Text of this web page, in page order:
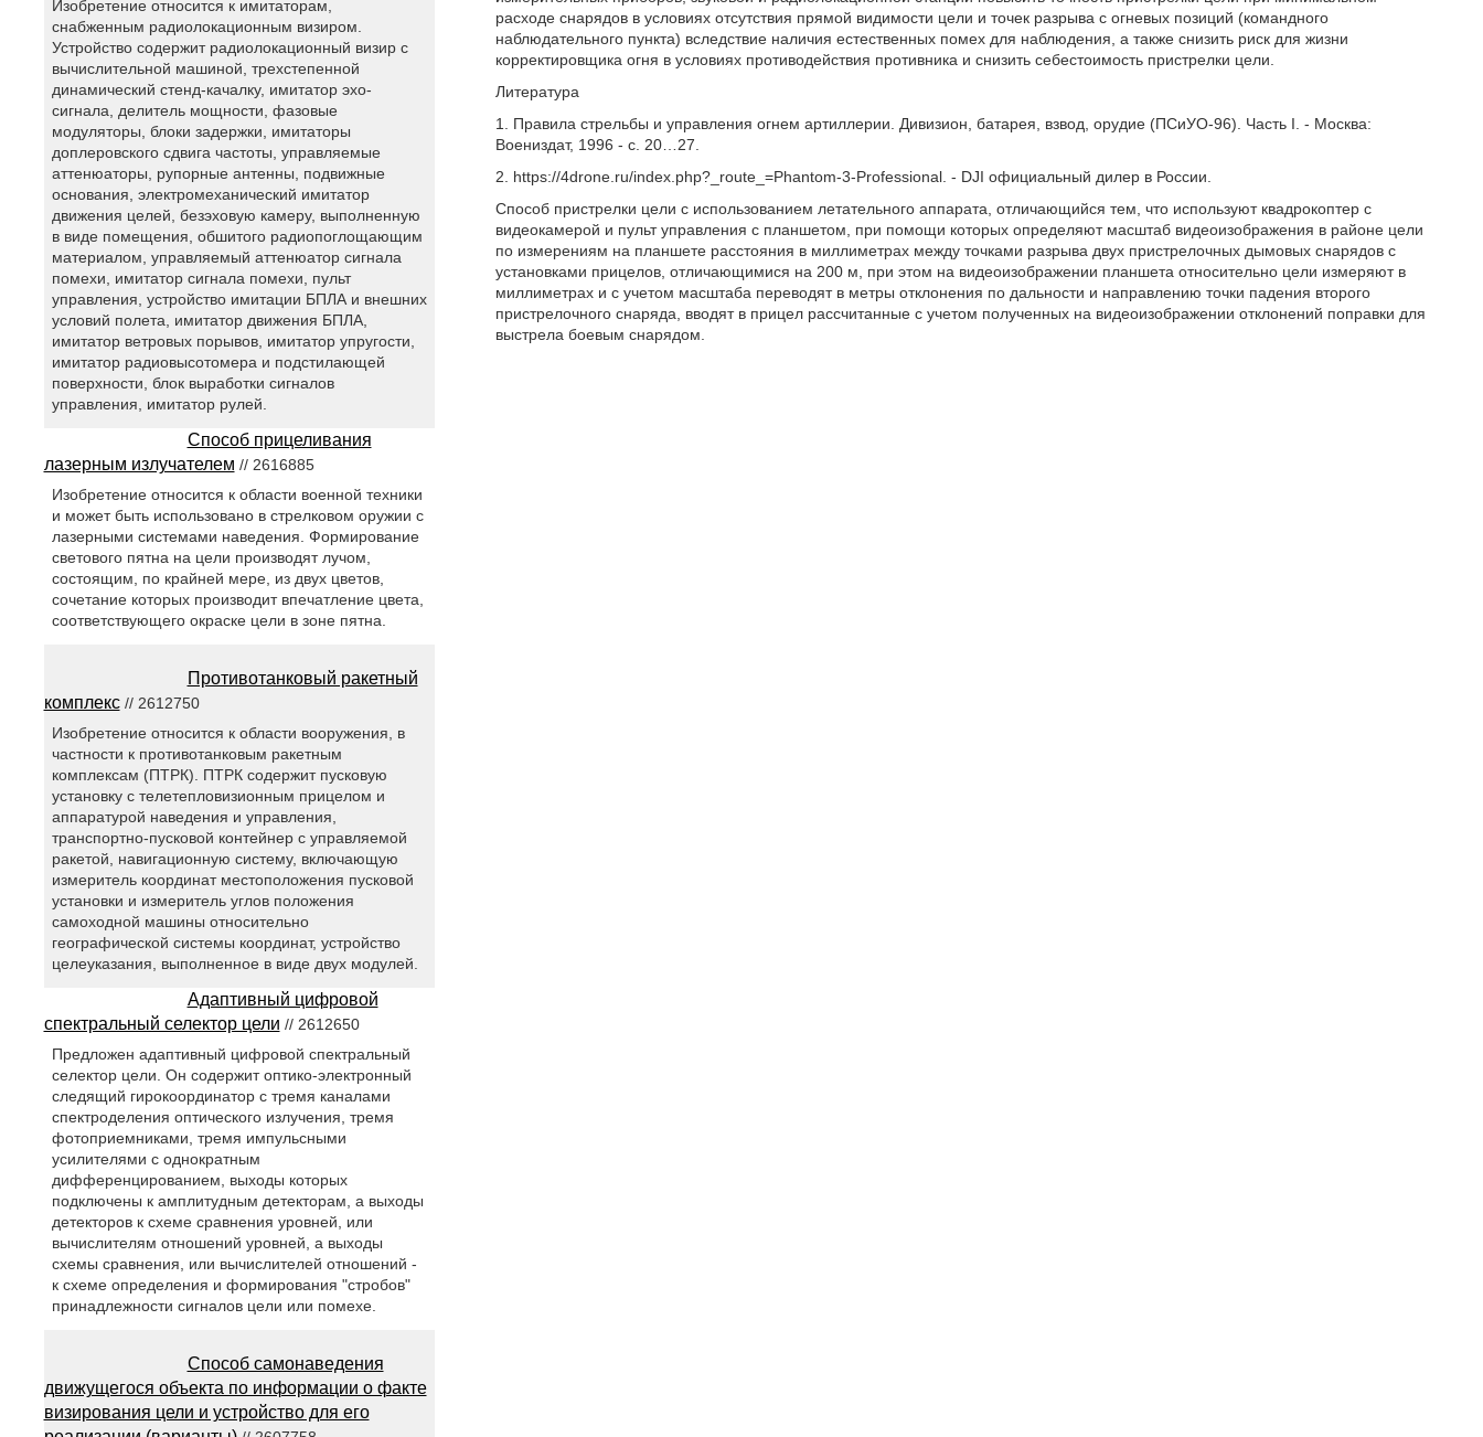
расходе снарядов в условиях отсутствия прямой видимости цели и точек разрыва с огневых позиций (командного
наблюдательного пункта) вследствие наличия естественных помех для наблюдения, а также снизить риск для жизни
корректировщика огня в условиях противодействия противника и снизить себестоимость пристрелки цели.
Литература
1. Правила стрельбы и управления огнем артиллерии. Дивизион, батарея, взвод, орудие (ПСиУО-96). Часть I. - Москва:
Воениздат, 1996 - с. 20…27.
2. https://4drone.ru/index.php?_route_=Phantom-3-Professional. - DJI официальный дилер в России.
Способ пристрелки цели с использованием летательного аппарата, отличающийся тем, что используют квадрокоптер с
видеокамерой и пульт управления с планшетом, при помощи которых определяют масштаб видеоизображения в районе цели
по измерениям на планшете расстояния в миллиметрах между точками разрыва двух пристрелочных дымовых снарядов с
установками прицелов, отличающимися на 200 м, при этом на видеоизображении планшета относительно цели измеряют в
миллиметрах и с учетом масштаба переводят в метры отклонения по дальности и направлению точки падения второго
пристрелочного снаряда, вводят в прицел рассчитанные с учетом полученных на видеоизображении отклонений поправки для
выстрела боевым снарядом.
Изобретение относится к имитаторам,
снабженным радиолокационным визиром.
Устройство содержит радиолокационный визир с
вычислительной машиной, трехстепенной
динамический стенд-качалку, имитатор эхо-
сигнала, делитель мощности, фазовые
модуляторы, блоки задержки, имитаторы
доплеровского сдвига частоты, управляемые
аттенюаторы, рупорные антенны, подвижные
основания, электромеханический имитатор
движения целей, безэховую камеру, выполненную
в виде помещения, обшитого радиопоглощающим
материалом, управляемый аттенюатор сигнала
помехи, имитатор сигнала помехи, пульт
управления, устройство имитации БПЛА и внешних
условий полета, имитатор движения БПЛА,
имитатор ветровых порывов, имитатор упругости,
имитатор радиовысотомера и подстилающей
поверхности, блок выработки сигналов
управления, имитатор рулей.
Способ прицеливания
лазерным излучателем // 2616885
Изобретение относится к области военной техники
и может быть использовано в стрелковом оружии с
лазерными системами наведения. Формирование
светового пятна на цели производят лучом,
состоящим, по крайней мере, из двух цветов,
сочетание которых производит впечатление цвета,
соответствующего окраске цели в зоне пятна.
Противотанковый ракетный
комплекс// 2612750
Изобретение относится к области вооружения, в
частности к противотанковым ракетным
комплексам (ПТРК). ПТРК содержит пусковую
установку с телетепловизионным прицелом и
аппаратурой наведения и управления,
транспортно-пусковой контейнер с управляемой
ракетой, навигационную систему, включающую
измеритель координат местоположения пусковой
установки и измеритель углов положения
самоходной машины относительно
географической системы координат, устройство
целеуказания, выполненное в виде двух модулей.
Адаптивный цифровой
спектральный селектор цели // 2612650
Предложен адаптивный цифровой спектральный
селектор цели. Он содержит оптико-электронный
следящий гирокоординатор с тремя каналами
спектроделения оптического излучения, тремя
фотоприемниками, тремя импульсными
усилителями с однократным
дифференцированием, выходы которых
подключены к амплитудным детекторам, а выходы
детекторов к схеме сравнения уровней, или
вычислителям отношений уровней, а выходы
схемы сравнения, или вычислителей отношений -
к схеме определения и формирования "стробов"
принадлежности сигналов цели или помехе.
Способ самонаведения
движущегося объекта по информации о факте
визирования цели и устройство для его